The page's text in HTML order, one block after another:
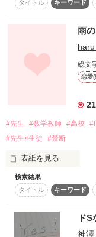
＊「俺様な数学教師
のつづきですが、そ
＊パスワードはファ
「お前…やる気あん
ドS＆狼な数学教師
相沢　晴輝(ｱｲｻﾞﾜ ﾊﾙ
「ぅ゛…あッあるも
天然系なおバカ少女
禁断の激甘?
ラブ・ストーリー
タイトル
キーワード
雨
haru_
総文
恋愛(
21
#先生 #数学教師 #高校
#先生×生徒
#禁断
表紙を見る
雨の日は、あなたに
先生の大きな傘で、
検索結果
タイトル
キーワード
ド
神澤